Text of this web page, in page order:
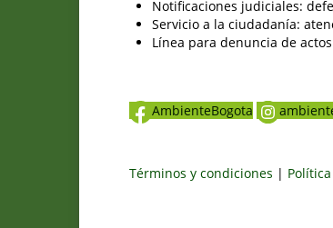
Notificaciones judiciales:
Servicio a la ciudadanía:
Línea para denuncia de
AmbienteBogota
Términos y condiciones |